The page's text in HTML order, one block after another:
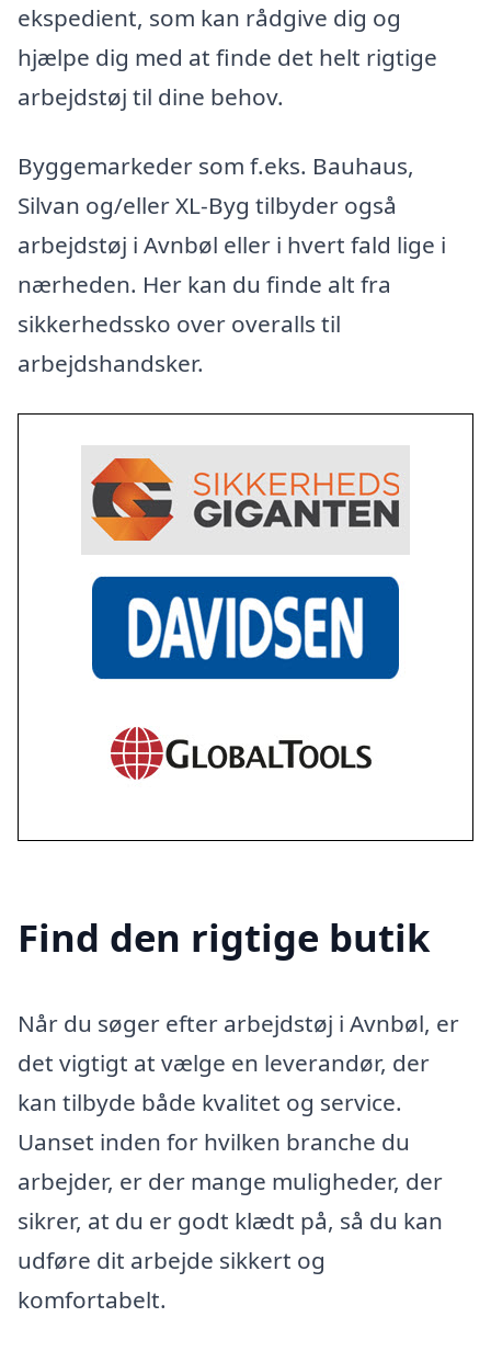
ekspedient, som kan rådgive dig og
hjælpe dig med at finde det helt rigtige
arbejdstøj til dine behov.
Byggemarkeder som f.eks. Bauhaus,
Silvan og/eller XL-Byg tilbyder også
arbejdstøj i Avnbøl eller i hvert fald lige i
nærheden. Her kan du finde alt fra
sikkerhedssko over overalls til
arbejdshandsker.
Find den rigtige butik
Når du søger efter arbejdstøj i Avnbøl, er
det vigtigt at vælge en leverandør, der
kan tilbyde både kvalitet og service.
Uanset inden for hvilken branche du
arbejder, er der mange muligheder, der
sikrer, at du er godt klædt på, så du kan
udføre dit arbejde sikkert og
komfortabelt.